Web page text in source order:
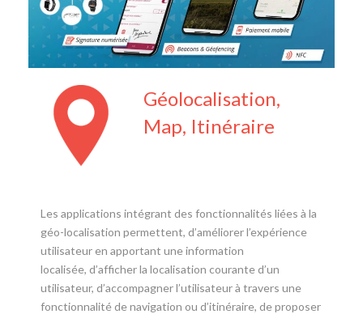
Géolocalisation,
Map, Itinéraire
Les applications intégrant des fonctionnalités liées à la
géo-localisation permettent, d’améliorer l’expérience
utilisateur en apportant une information
localisée, d’afficher la localisation courante d’un
utilisateur, d’accompagner l’utilisateur à travers une
fonctionnalité de navigation ou d’itinéraire, de proposer